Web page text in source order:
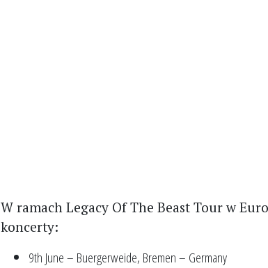
W ramach Legacy Of The Beast Tour w
koncerty:
9th June – Buergerweide, Bremen – Germany